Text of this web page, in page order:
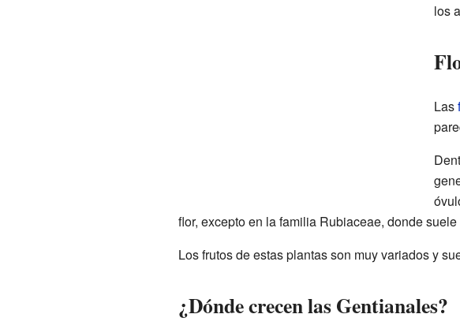
los
Las
flor, excepto en la familia Rubiaceae, donde
Los frutos de estas plantas son muy variados y
¿Dónde crecen las Gentianales?